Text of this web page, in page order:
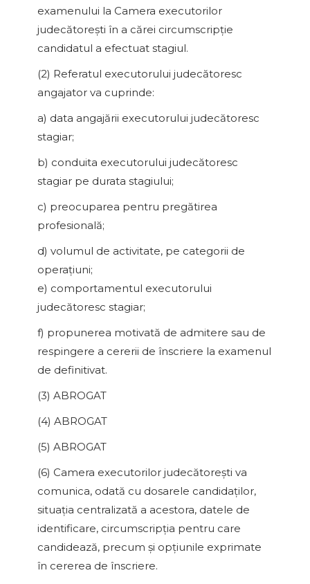
examenului la Camera executorilor
judecătoreşti în a cărei circumscripţie
candidatul a efectuat stagiul.
(2) Referatul executorului judecătoresc
angajator va cuprinde:
a) data angajării executorului judecătoresc
stagiar;
b) conduita executorului judecătoresc
stagiar pe durata stagiului;
c) preocuparea pentru pregătirea
profesională;
d) volumul de activitate, pe categorii de
operaţiuni;
e) comportamentul executorului
judecătoresc stagiar;
f) propunerea motivată de admitere sau de
respingere a cererii de înscriere la examenul
de definitivat.
(3) ABROGAT
(4) ABROGAT
(5) ABROGAT
(6) Camera executorilor judecătoreşti va
comunica, odată cu dosarele candidaţilor,
situaţia centralizată a acestora, datele de
identificare, circumscripţia pentru care
candidează, precum şi opţiunile exprimate
în cererea de înscriere.